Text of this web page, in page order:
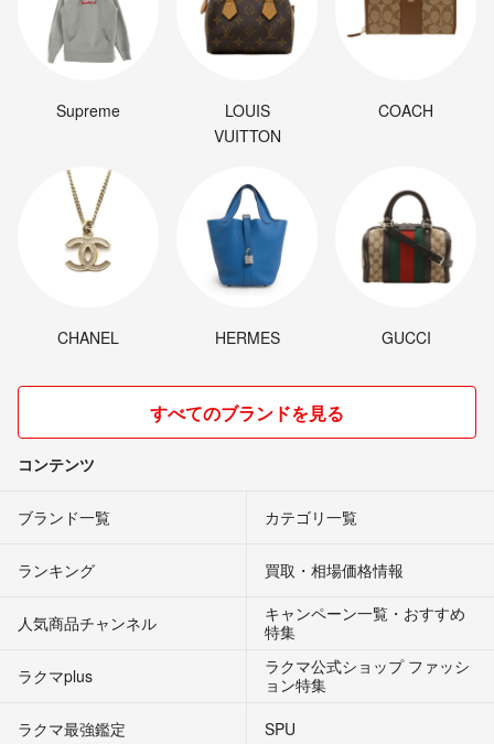
Supreme
LOUIS
VUITTON
COACH
CHANEL HERMES GUCCI
すべてのブランドを見る
コンテンツ
ブランド一覧 カテゴリ一覧
ランキング 買取・相場価格情報
人気商品チャンネル
キャンペーン一覧・おすすめ
特集
ラクマplus
ラクマ公式ショップ ファッシ
ョン特集
ラクマ最強鑑定
SPU